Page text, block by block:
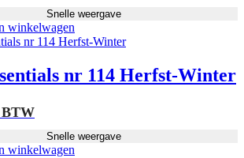
Snelle weergave
winkelwagen
nr 114 Herfst-Winter
Snelle weergave
winkelwagen